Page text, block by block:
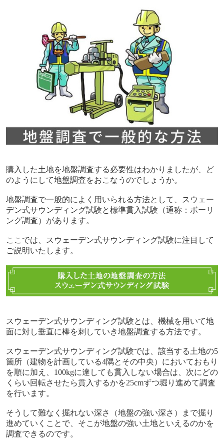
購入した土地を地盤調査する必要性はわかりましたが、ど
のようにして地盤調査をおこなうのでしょうか。
地盤調査で一般的によく用いられる方法として、スウェー
デン式サウンディング試験と標準貫入試験（通称：ボーリ
ング調査）があります。
ここでは、スウェーデン式サウンディング試験に注目して
ご説明いたします。
スウェーデン式サウンディング試験とは、機械を用いて地
面に対し垂直に棒を刺していき地盤調査する方法です。
スウェーデン式サウンディング試験では、該当する土地の5
箇所（建物を計画している4隅とその中央）においておもり
を順に加え、100kgに達しても貫入しない場合は、次にどの
くらい回転させたら貫入するかを25cmずつ堀り進めて調査
を行います。
そうして難なく掘れない深さ（地盤の強い深さ）まで掘り
進めていくことで、そこが地盤の強い土地といえるのかを
調査できるのです。